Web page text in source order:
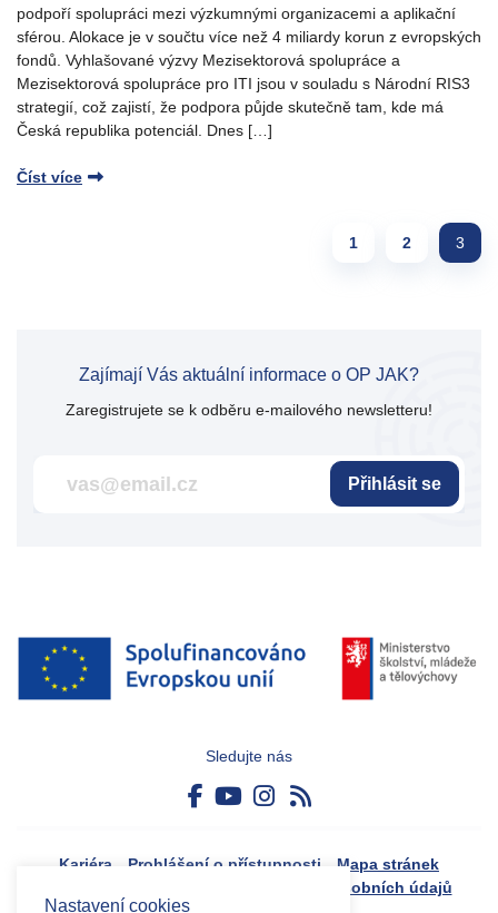
podpoří spolupráci mezi výzkumnými organizacemi a aplikační
sférou. Alokace je v součtu více než 4 miliardy korun z evropských
fondů. Vyhlašované výzvy Mezisektorová spolupráce a
Mezisektorová spolupráce pro ITI jsou v souladu s Národní RIS3
strategií, což zajistí, že podpora půjde skutečně tam, kde má
Česká republika potenciál. Dnes […]
Číst více
Page
1 Page
2 3
Zajímají Vás aktuální informace o OP JAK?
Zaregistrujete se k odběru e-mailového newsletteru!
Přihlásit se
Sledujte nás
Kariéra Prohlášení o přístupnosti
Mapa stránek
Zásady ochrany osobních údajů
Nastavení cookies